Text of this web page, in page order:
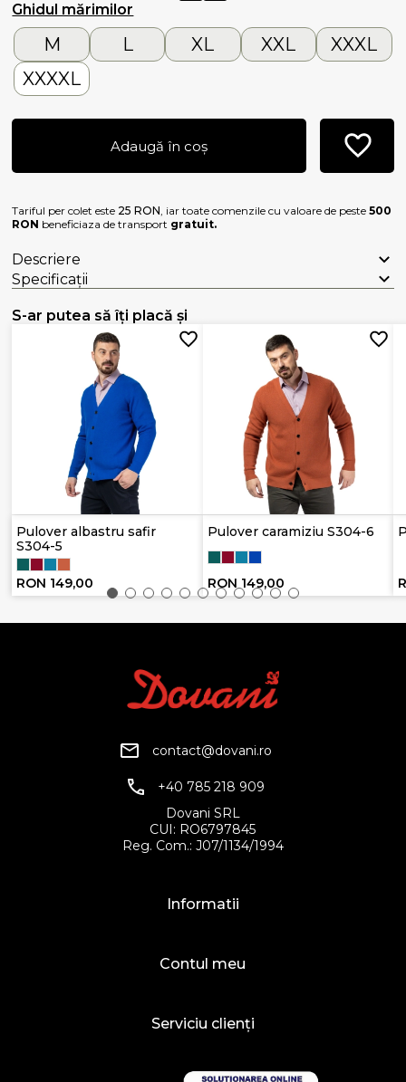
Ghidul mărimilor
M L XL XXL
XXXL
XXXXL
Adaugă în coș
Tariful per colet este 25 RON, iar toate comenzile cu valoare de peste500
RON beneficiaza de transport gratuit.
Descriere
Specificații
S-ar putea să îți placă și
Pulover albastru safir
S304-5
RON 149,00
Pulover caramiziu S304-6
RON 149,00
contact@dovani.ro
+40 785 218 909
Dovani SRL
CUI: RO6797845
Reg. Com.: J07/1134/1994
Informatii
Contul meu
Serviciu clienți